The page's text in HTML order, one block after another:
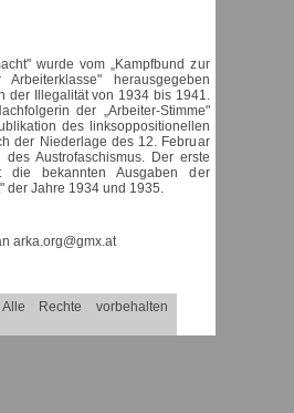
wurde vom „Kampfbund zur
Arbeiterklasse" herausgegeben
der Illegalität von 1934 bis 1941.
der „Arbeiter-Stimme"
des linksoppositionellen
der Niederlage des 12. Februar
des Austrofaschismus. Der erste
die bekannten Ausgaben der
der Jahre 1934 und 1935.
arka.org@gmx.at
Rechte vorbehalten